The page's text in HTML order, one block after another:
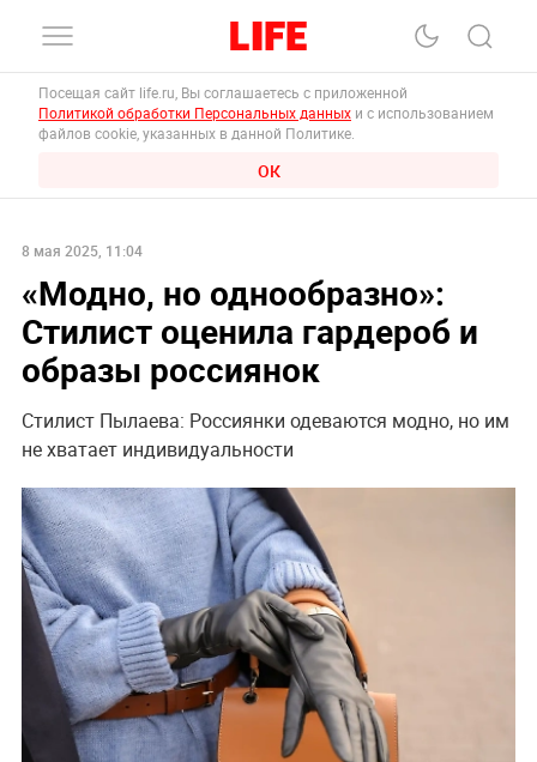
Посещая сайт life.ru, Вы соглашаетесь с приложенной
Политикой обработки Персональных данных и с использованием
файлов cookie, указанных в данной Политике.
ОК
8 мая 2025, 11:04
«Модно, но однообразно»:
Стилист оценила гардероб и
образы россиянок
Стилист Пылаева: Россиянки одеваются модно, но им
не хватает индивидуальности